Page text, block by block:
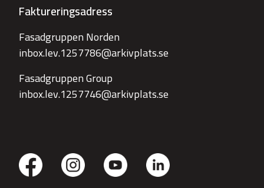
Faktureringsadress
Fasadgruppen Norden
inbox.lev.1257786@arkivplats.se
Fasadgruppen Group
inbox.lev.1257746@arkivplats.se